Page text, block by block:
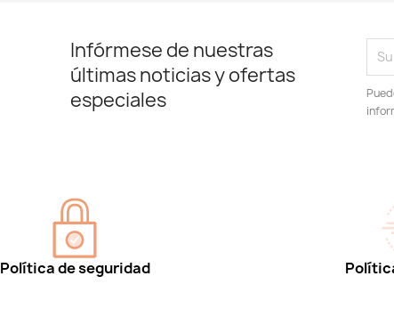
Infórmese de nuestras
últimas noticias y ofertas
especiales
Política de seguridad